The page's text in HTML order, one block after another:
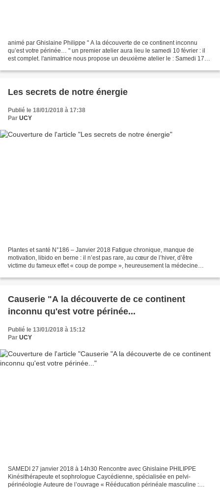
animé par Ghislaine Philippe " A la découverte de ce continent inconnu
qu’est votre périnée… " un premier atelier aura lieu le samedi 10 février : il
est complet. l'animatrice nous propose un deuxième atelier le : Samedi 17
Les secrets de notre énergie
Publié le 18/01/2018 à 17:38
Par UCY
Plantes et santé N°186 – Janvier 2018 Fatigue chronique, manque de
motivation, libido en berne : il n’est pas rare, au cœur de l’hiver, d’être
victime du fameux effet « coup de pompe », heureusement la médecine
Causerie "A la découverte de ce continent
inconnu qu'est votre périnée...
Publié le 13/01/2018 à 15:12
Par UCY
SAMEDI 27 janvier 2018 à 14h30 Rencontre avec Ghislaine PHILIPPE
Kinésithérapeute et sophrologue Caycédienne, spécialisée en pelvi-
périnéologie Auteure de l’ouvrage « Rééducation périnéale masculine :